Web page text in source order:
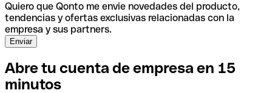
Quiero que Qonto me envie novedades del producto,
tendencias y ofertas exclusivas relacionadas con la
empresa y sus partners.
Abre tu cuenta de empresa en 15
minutos